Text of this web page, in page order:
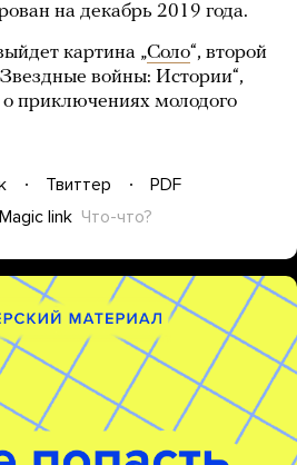
на декабрь 2019 года.
картина „Соло“, второй
войны: Истории“,
приключениях молодого
Твиттер
PDF
Magic link Что-что?